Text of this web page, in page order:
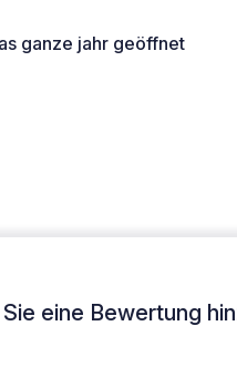
ganze jahr geöffnet
Sie eine Bewertung